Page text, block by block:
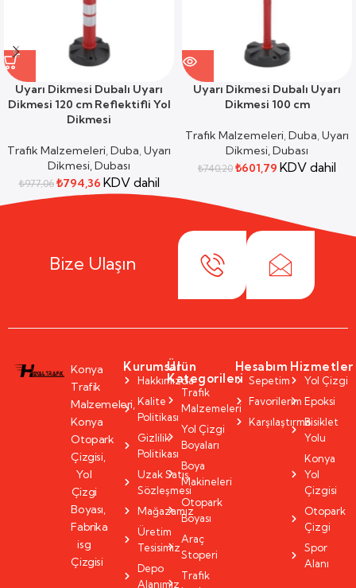
Uyarı Dikmesi Dubalı Uyarı
Dikmesi 120 cm Reflektifli Yol
Dikmesi
Trafik Malzemeleri,Duba,Uyarı
Dikmesi, Dubası
₺977,06 ₺794,36 KDV dahil
Uyarı Dikmesi Dubalı Uyarı
Dikmesi 100 cm
Trafik Malzemeleri,Duba,Uyarı
Dikmesi, Dubası
₺740,20 ₺601,79 KDV dahil
Bize Ulaşın
Konya
Trafik
Malzemeleri,
Konya
Otopark
Çizgisi,
Yol
Çizgi
Boyası,
Fabrika
isg
Çizgisi
Kurumsal
Hakkımızda
Kalite
Politikası
Gizlilik
Politikası
Uzak Satış
Sözleşmesi
Mağazamız
Üretim
Tesisimiz
Depo
Alanımız
Ürün
Kategorileri
Trafik
Malzemeleri
Yol Çizgi
Boyaları
Boya
Makineleri
Otopark
Boyası
Araç
Stoperi
Trafik
Hesabım
Sepetim
Favorilerim
Karşılaştırma
Hizmetler
Yol Çizgi
Epoksi
Bisiklet
Yolu
Konya
Yol
Çizgisi
Otopark
Çizgi
Spor
Alanı